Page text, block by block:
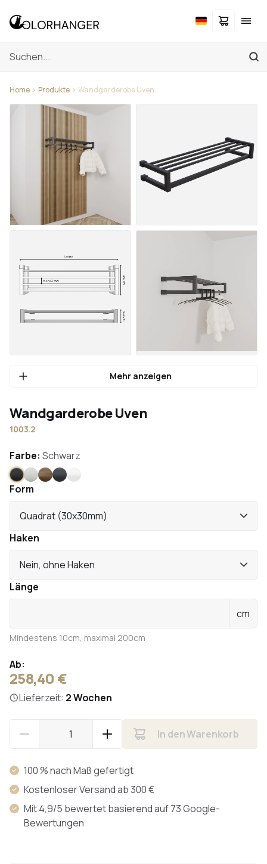
Home Produkte Wandgarderobe Uven
Mehr anzeigen
Wandgarderobe Uven
1003.2
Farbe: Schwarz
Schwarz
WeißBronze
Anthrazit
Edelstahl
Form
Quadrat (30x30mm)
Haken
Nein, ohne Haken
Länge
cm
Mindestens 10cm, maximal 200cm
Ab:
258,40 €
Lieferzeit: 2 Wochen
In den Warenkorb
100 % nach Maß gefertigt
Kostenloser Versand ab 300 €
Mit 4,9/5 bewertet basierend auf 73 Google-
Bewertungen